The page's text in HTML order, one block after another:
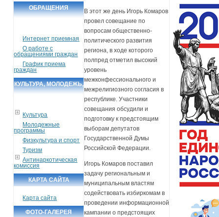
ОБРАЩЕНИЯ
Интернет приемная
О работе с
обращениями граждан
График приема
граждан
КУЛЬТУРА, МОЛОДЕЖЬ,
Культура
Молодежные
программы
Физкультура и спорт
Туризм
Антинаркотическая
комиссия
КАРТА САЙТА
Карта сайта
ФОТО-ГАЛЕРЕЯ
В этот же день Игорь Комаров
провел совещание по
вопросам общественно-
политического развития
региона, в ходе которого
полпред отметил высокий
уровень
межконфессионального и
межрелигиозного согласия в
республике. Участники
совещания обсудили и
подготовку к предстоящим
выборам депутатов
Государственной Думы
Российской Федерации.
Игорь Комаров поставил
задачу региональным и
муниципальным властям
содействовать избиркомам в
проведении информационной
кампании о предстоящих